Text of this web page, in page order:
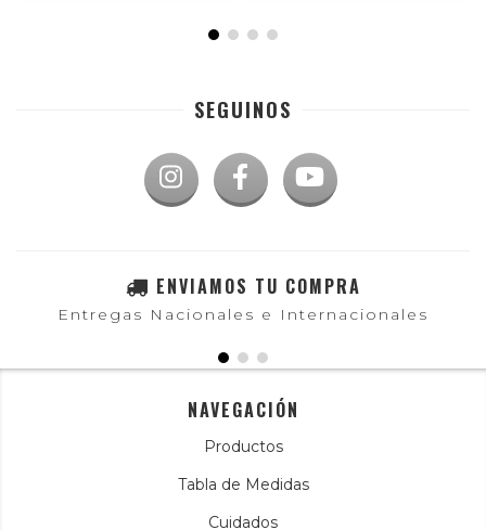
SEGUINOS
ENVIAMOS TU COMPRA
Entregas Nacionales e Internacionales
NAVEGACIÓN
Productos
Tabla de Medidas
Cuidados